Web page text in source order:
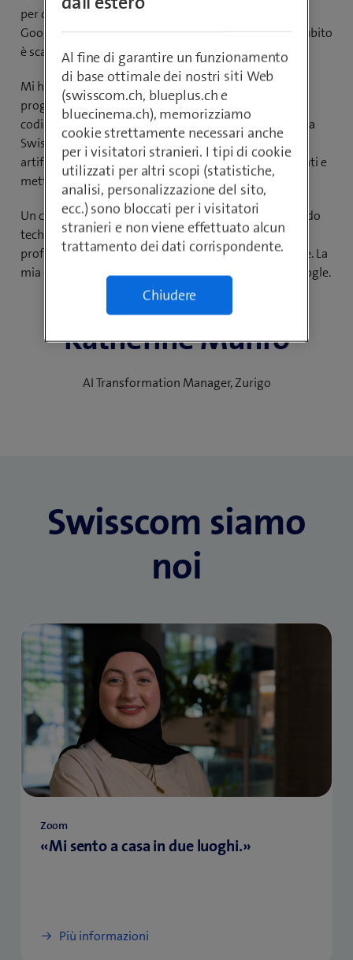
per costruire una carriera basata sulle mie capacità. In
Google ho scoperto la linguistica computazionale e subito
è scattata la scintilla.
Mi ha sorpreso quanto possa essere creativa la
programmazione. Si possono scrivere o migliorare i
codici, quasi come un testo. Oggi assisto i team di tutta
Swisscom nell’impiego efficiente dell’intelligenza
artificiale. Diamo visibilità ai processi di lavoro esistenti e
mettiamo in rete i progetti.
Un consiglio alle donne che vogliono entrare nel mondo
tech: fatevi aiutare, magari con un orientamento
professionale e osate uscire dalla vostra comfort zone. La
mia carriera, per esempio, è nata da una ricerca su Google.
Katherine Munro
AI Transformation Manager, Zurigo
Swisscom siamo
noi
Zoom
«Mi sento a casa in due luoghi.»
Più informazioni
Al fine di garantire un funzionamento
di base ottimale dei nostri siti Web
(swisscom.ch, blueplus.ch e
bluecinema.ch), memorizziamo
cookie strettamente necessari anche
per i visitatori stranieri. I tipi di cookie
utilizzati per altri scopi (statistiche,
analisi, personalizzazione del sito,
ecc.) sono bloccati per i visitatori
stranieri e non viene effettuato alcun
trattamento dei dati corrispondente.
Chiudere